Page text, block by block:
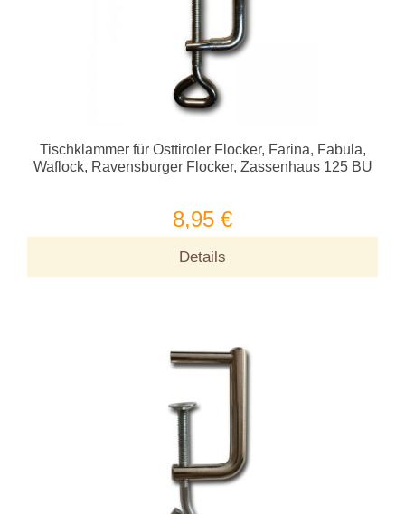
Tischklammer für Osttiroler Flocker, Farina, Fabula,
Waflock, Ravensburger Flocker, Zassenhaus 125 BU
8,95 €
Details